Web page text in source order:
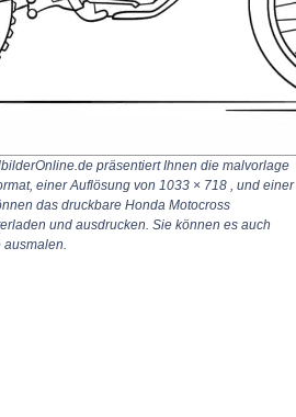
präsentiert Ihnen die malvorlage
einer Auflösung von 1033 × 718 , und einer
das druckbare Honda Motocross
und ausdrucken. Sie können es auch
ausmalen.